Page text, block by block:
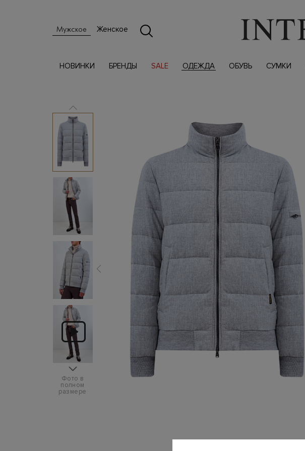
Мужское Женское
НОВИНКИ БРЕНДЫ SALE ОДЕЖДА ОБУВЬ СУМКИ
Фото в
полном
размере